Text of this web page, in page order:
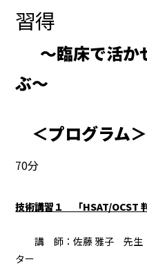
習得
～臨床で活か
ぶ～
＜プログラム
70分
技術講習１ 「HSAT/OCST
講 師：佐藤 雅子 先生
ター